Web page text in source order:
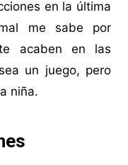
en la última
me sabe por
acaben en las
un juego, pero
niña.